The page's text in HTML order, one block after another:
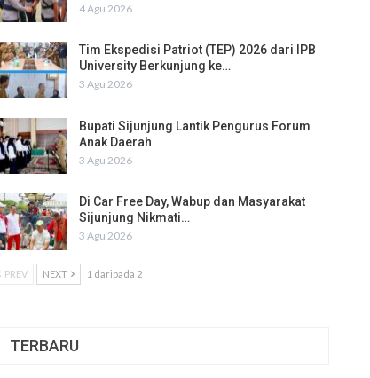
4 Agu 2026
Tim Ekspedisi Patriot (TEP) 2026 dari IPB
University Berkunjung ke…
3 Agu 2026
Bupati Sijunjung Lantik Pengurus Forum
Anak Daerah
3 Agu 2026
Di Car Free Day, Wabup dan Masyarakat
Sijunjung Nikmati…
3 Agu 2026
PREV NEXT 1 daripada 2
TERBARU